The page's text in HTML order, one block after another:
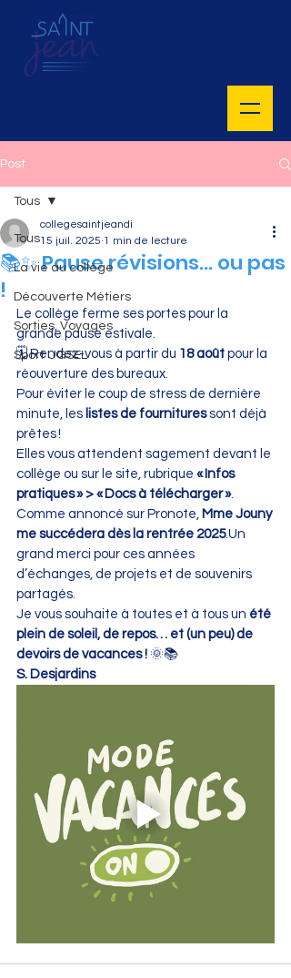
Post
Tous
La vie au collège
Découverte Métiers
Sorties, Voyages
Sport UGSEL
Tous
📚✨ Pause révisions… ou pas
!
collegesaintjeandi
15 juil. 2025 1 min de lecture
Le collège ferme ses portes pour la
grande pause estivale.
🗓 Rendez-vous à partir du 18 août pour la
réouverture des bureaux.
Pour éviter le coup de stress de dernière
minute, les listes de fournitures sont déjà
prêtes !
Elles vous attendent sagement devant le
collège ou sur le site, rubrique « Infos
pratiques » > « Docs à télécharger ».
Comme annoncé sur Pronote, Mme Jouny
me succédera dès la rentrée 2025.Un
grand merci pour ces années
d’échanges, de projets et de souvenirs
partagés.
Je vous souhaite à toutes et à tous un été
plein de soleil, de repos… et (un peu) de
devoirs de vacances ! 🌞📚
S. Desjardins